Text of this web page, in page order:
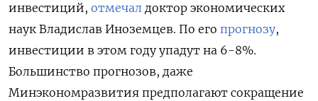
инвестиций, отмечал доктор экономических
наук Владислав Иноземцев. По его прогнозу,
инвестиции в этом году упадут на 6-8%.
Большинство прогнозов, даже
Минэкономразвития предполагают сокращение